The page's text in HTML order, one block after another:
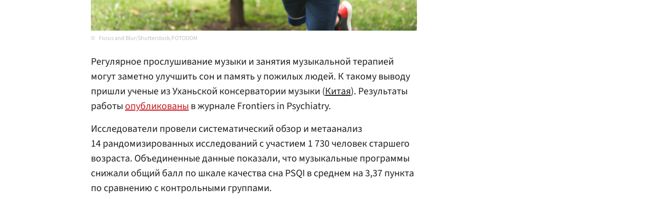
Focus and Blur/Shutterstock/FOTODOM
Регулярное прослушивание музыки и занятия музыкальной терапией
могут заметно улучшить сон и память у пожилых людей. К такому выводу
пришли ученые из Уханьской консерватории музыки (Китая). Результаты
работыопубликованыв журнале Frontiers in Psychiatry.
Исследователи провели систематический обзор и метаанализ
14 рандомизированных исследований с участием 1 730 человек старшего
возраста. Объединенные данные показали, что музыкальные программы
снижали общий балл по шкале качества сна PSQI в среднем на 3,37 пункта
по сравнению с контрольными группами.